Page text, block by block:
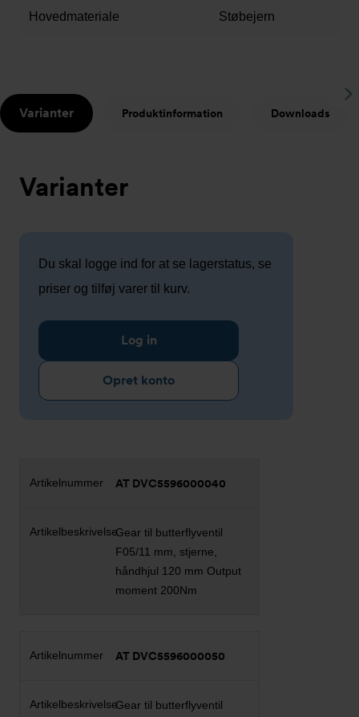
Hovedmateriale Støbejern
Varianter Produktinformation Downloads
Varianter
Du skal logge ind for at se lagerstatus, se
priser og tilføj varer til kurv.
Log in
Opret konto
AT DVC5596000040
Gear til butterflyventil
F05/11 mm, stjerne,
håndhjul 120 mm Output
moment 200Nm
AT DVC5596000050
Gear til butterflyventil